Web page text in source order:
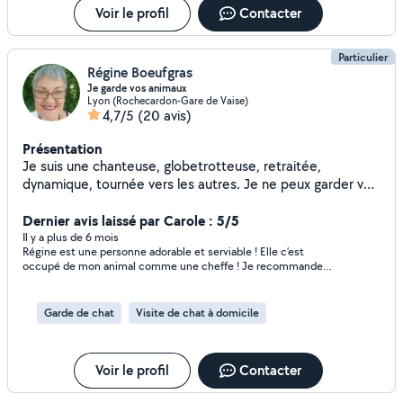
Voir le profil Contacter
Particulier
Régine Boeufgras
Je garde vos animaux
Lyon (Rochecardon-Gare de Vaise)
4,7/5 (20 avis)
Présentation
Je suis une chanteuse, globetrotteuse, retraitée,
dynamique, tournée vers les autres. Je ne peux garder vos
n'est pas possible chez moi. Merci d'en prendre cpte ds
vos demandes. Bien à vous et au plaisir de vous rencontrer
et vous et l'animal. Régine
Dernier avis laissé par Carole : 5/5
Il y a plus de 6 mois
Régine est une personne adorable et serviable ! Elle c’est
occupé de mon animal comme une cheffe ! Je recommande
Garde de chat Visite de chat à domicile
Voir le profil Contacter